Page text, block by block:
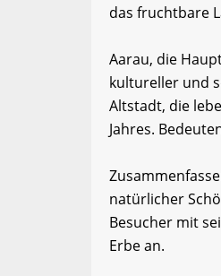
das fruchtbare
Aarau, die
kultureller und
Altstadt, die
Jahres.
natürlicher
Besucher mit
Erbe an.